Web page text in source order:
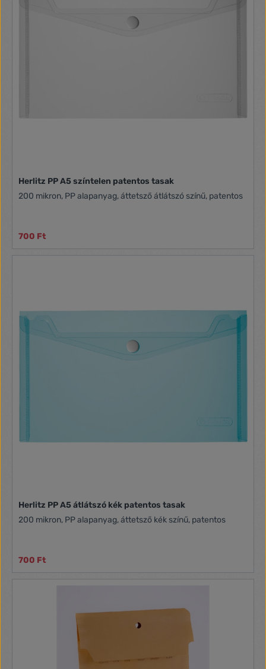
Herlitz PP A5 színtelen patentos tasak
200 mikron, PP alapanyag, áttetsző átlátszó színű, patentos
700 Ft
Herlitz PP A5 átlátszó kék patentos tasak
200 mikron, PP alapanyag, áttetsző kék színű, patentos
700 Ft